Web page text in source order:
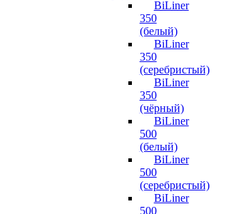
BiLiner
350
(белый)
BiLiner
350
(серебристый)
BiLiner
350
(чёрный)
BiLiner
500
(белый)
BiLiner
500
(серебристый)
BiLiner
500